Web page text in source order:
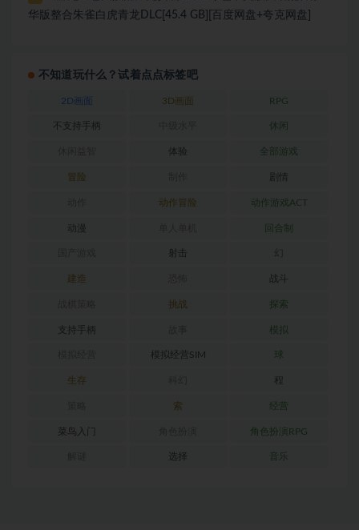
华版整合朱雀白虎青龙DLC[45.4 GB][百度网盘+夸克网盘]
不知道玩什么？试着点点标签吧
2D画面 3D画面 RPG
不支持手柄 休闲
体验 全部游戏
冒险 剧情
动作冒险 动作游戏ACT
动漫 回合制
射击 幻
建造 战斗
挑战 探索
支持手柄 模拟
模拟经营SIM 球
生存 程
索 经营
菜鸟入门 角色扮演RPG
选择 音乐